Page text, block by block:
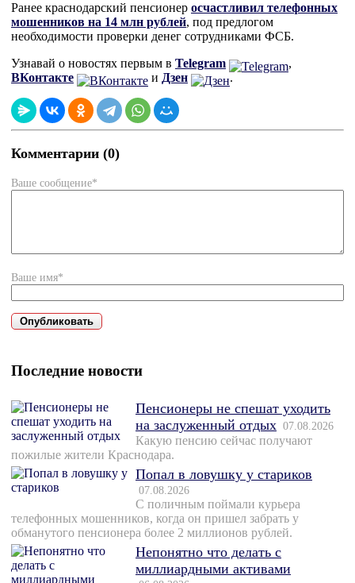
Ранее краснодарский пенсионер осчастливил телефонных
мошенников на 14 млн рублей, под предлогом
необходимости проверки денег сотрудниками ФСБ.
Узнавай о новостях первым в Telegram
,
ВКонтакте
и Дзен .
Комментарии (0)
Ваше сообщение*
Ваше имя*
Последние новости
Пенсионеры не спешат уходить
на заслуженный отдых 07.08.2026
Какую пенсию сейчас получают
пожилые жители Краснодара.
Попал в ловушку у стариков
07.08.2026
С поличным поймали курьера
телефонных мошенников, когда он пришел забрать у
обманутого пенсионера более 2 миллионов рублей.
Непонятно что делать с
миллиардными активами